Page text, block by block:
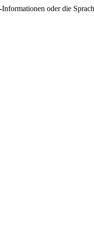
oder die